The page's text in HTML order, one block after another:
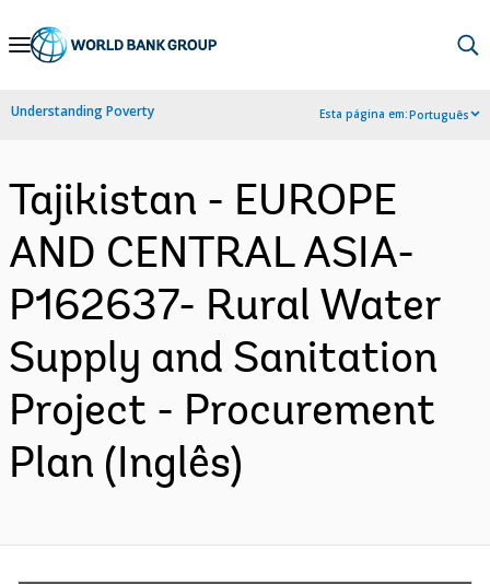
Skip
Navigation
Understanding Poverty Esta página em:Português
Tajikistan - EUROPE
AND CENTRAL ASIA-
P162637- Rural Water
Supply and Sanitation
Project - Procurement
Plan (Inglês)